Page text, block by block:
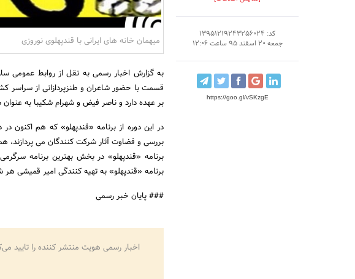
کد: 13951219243256024
جمعه 20 اسفند 95 ساعت 12:06
https://goo.gl/vSKzgE
میهمان خانه های ایرانی با قندپهلوی نوروزی
قسمت با حضور شاعران و طنزپردازانی از سراسر
بر عهده دارد و ناصر فیض و شهرام شکیبا به عنوان
در این دوره از برنامه «قندپهلو» که هم اکنون
بررسی و قضاوت آثار شرکت کنندگان می
برنامه «قندپهلو» در بخش بهترین برنامه
برنامه «قندپهلو» به تهیه کنندگی امیر قمیشی هر شب ساعت 21 از شبکه آموزش
### پایان خبر رسمی
اخبار رسمی هویت منتشر کننده را